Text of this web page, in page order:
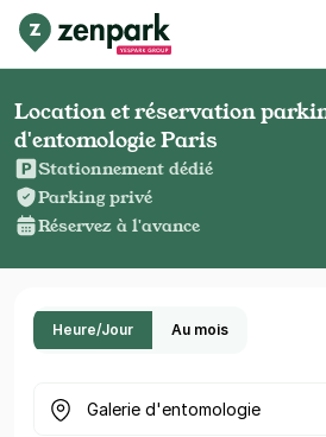
Location et réservation
d'entomologie Paris
Stationnement dédié
Parking privé
Réservez à l'avance
Heure/Jour Au mois
Où cherchez-vous un parking ?